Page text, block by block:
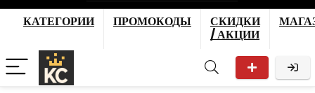
КАТЕГОРИИ ПРОМОКОДЫ
СКИДКИ
/ АКЦИИ